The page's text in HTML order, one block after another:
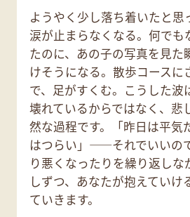
ようやく少し落ち着いたと思
涙が止まらなくなる。何でも
たのに、あの子の写真を見た
けそうになる。散歩コースに
で、足がすくむ。こうした波
壊れているからではなく、悲
然な過程です。「昨日は平気
はつらい」——それでいいの
り悪くなったりを繰り返しな
しずつ、あなたが抱えていけ
ていきます。